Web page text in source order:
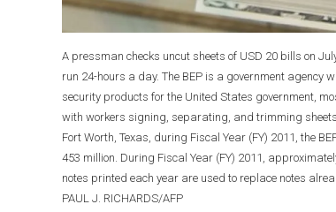
A pressman checks uncut sheets of USD 20 bills on
run 24-hours a day. The BEP is a government
security products for the United States government,
with workers signing, separating, and trimming
Fort Worth, Texas, during Fiscal Year (FY) 2011, the
453 million. During Fiscal Year (FY) 2011,
notes printed each year are used to replace notes
PAUL J. RICHARDS/AFP